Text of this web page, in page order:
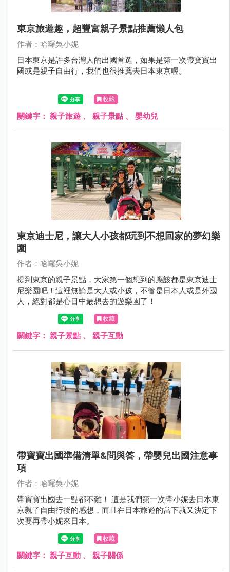
東京旅遊趣，超豐富親子景點推薦懶人包
作者：哈囉吳小妮
日本東京是許多台灣人的出國首選，如果是第一次帶寶寶出
國或是親子自由行，我們也很推薦去日本東京喔。
收藏
關鍵字： 親子旅遊 、 親子景點 、 嬰幼兒
東京迪士尼，讓大人小孩都玩到不想回家的夢幻樂
園
作者：哈囉吳小妮
提到東京的親子景點，大家第一個想到的應該都是東京迪士
尼樂園吧！這裡無論是大人或小孩，不管是日本人或是外國
人，絕對都是心目中最想去的遊樂園了！
收藏
關鍵字： 親子景點 、 親子互動
帶寶寶出國準備清單&問與答，帶嬰兒出國注意事
項
作者：哈囉吳小妮
帶寶寶出國去一點都不難！ 這是我們第一次帶小妮去日本東
京親子自由行後的感想，而且在日本旅遊的當下就又決定下
次要再帶小妮來日本。
收藏
關鍵字： 親子互動 、 親子關係